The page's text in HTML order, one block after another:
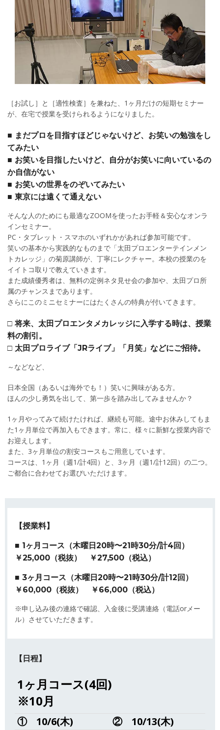
［お試し］と［適性検査］を兼ねた、1ヶ月だけの短期セミナー
が、在宅で授業を受けられるようになりました。
■ まだプロを目指すほどじゃないけど、お笑いの勉強をし
てみたい
■ お笑いを目指したいけど、自分がお笑いに向いているの
か自信がない
■ お笑いの世界をのぞいてみたい
■ 東京には遠くて通えない
そんな人のためにも最適なZOOMを使ったお手軽＆安心なオンラ
インセミナー。
PC・タブレット・スマホのいずれかがあれば参加可能です。
笑いの基本から実践的なものまで「太田プロエンターテインメン
トカレッジ」の菊原講師が、丁寧にレクチャー。本校の授業のを
イイトコ取りで教えていきます。
また成績優秀者は、無料の定例ネタ見せ会の参加や、太田プロ所
属のチャンスまであります。
さらにこのミニセミナーにはたくさんの特典が付いてきます。
□ 将来、太田プロエンタメカレッジに入学する時は、授業
料の割引。
□ 太田プロライブ「JRライブ」「月笑」などにご招待。
～などなど、
日本全国（あるいは海外でも！）笑いに興味がある方。
ほんの少し勇気を出して、第一歩を踏み出してみませんか？
1ヶ月やってみて続けたければ、継続も可能。途中お休みしてもま
た1ヶ月単位で再加入もできます。常に、様々に新鮮な授業内容で
お迎えします。
また、3ヶ月単位の割安コースもご用意しています。
コースは、1ヶ月（週1/計4回）と、3ヶ月（週1/計12回）の二つ。
ご都合に合わせてお選びいただけます。
【授業料】
■ 1ヶ月コース（木曜日20時〜21時30分/計4回）
￥25,000（税抜） ￥27,500（税込）
■ 3ヶ月コース（木曜日20時〜21時30分/計12回）
￥60,000（税抜） ￥66,000（税込）
※申し込み後の連絡で確認、入金後に受講連絡（電話orメー
ル）させていただきます。
【日程】
1ヶ月コース(4回)
※10月
① 10/6(木) ② 10/13(木)